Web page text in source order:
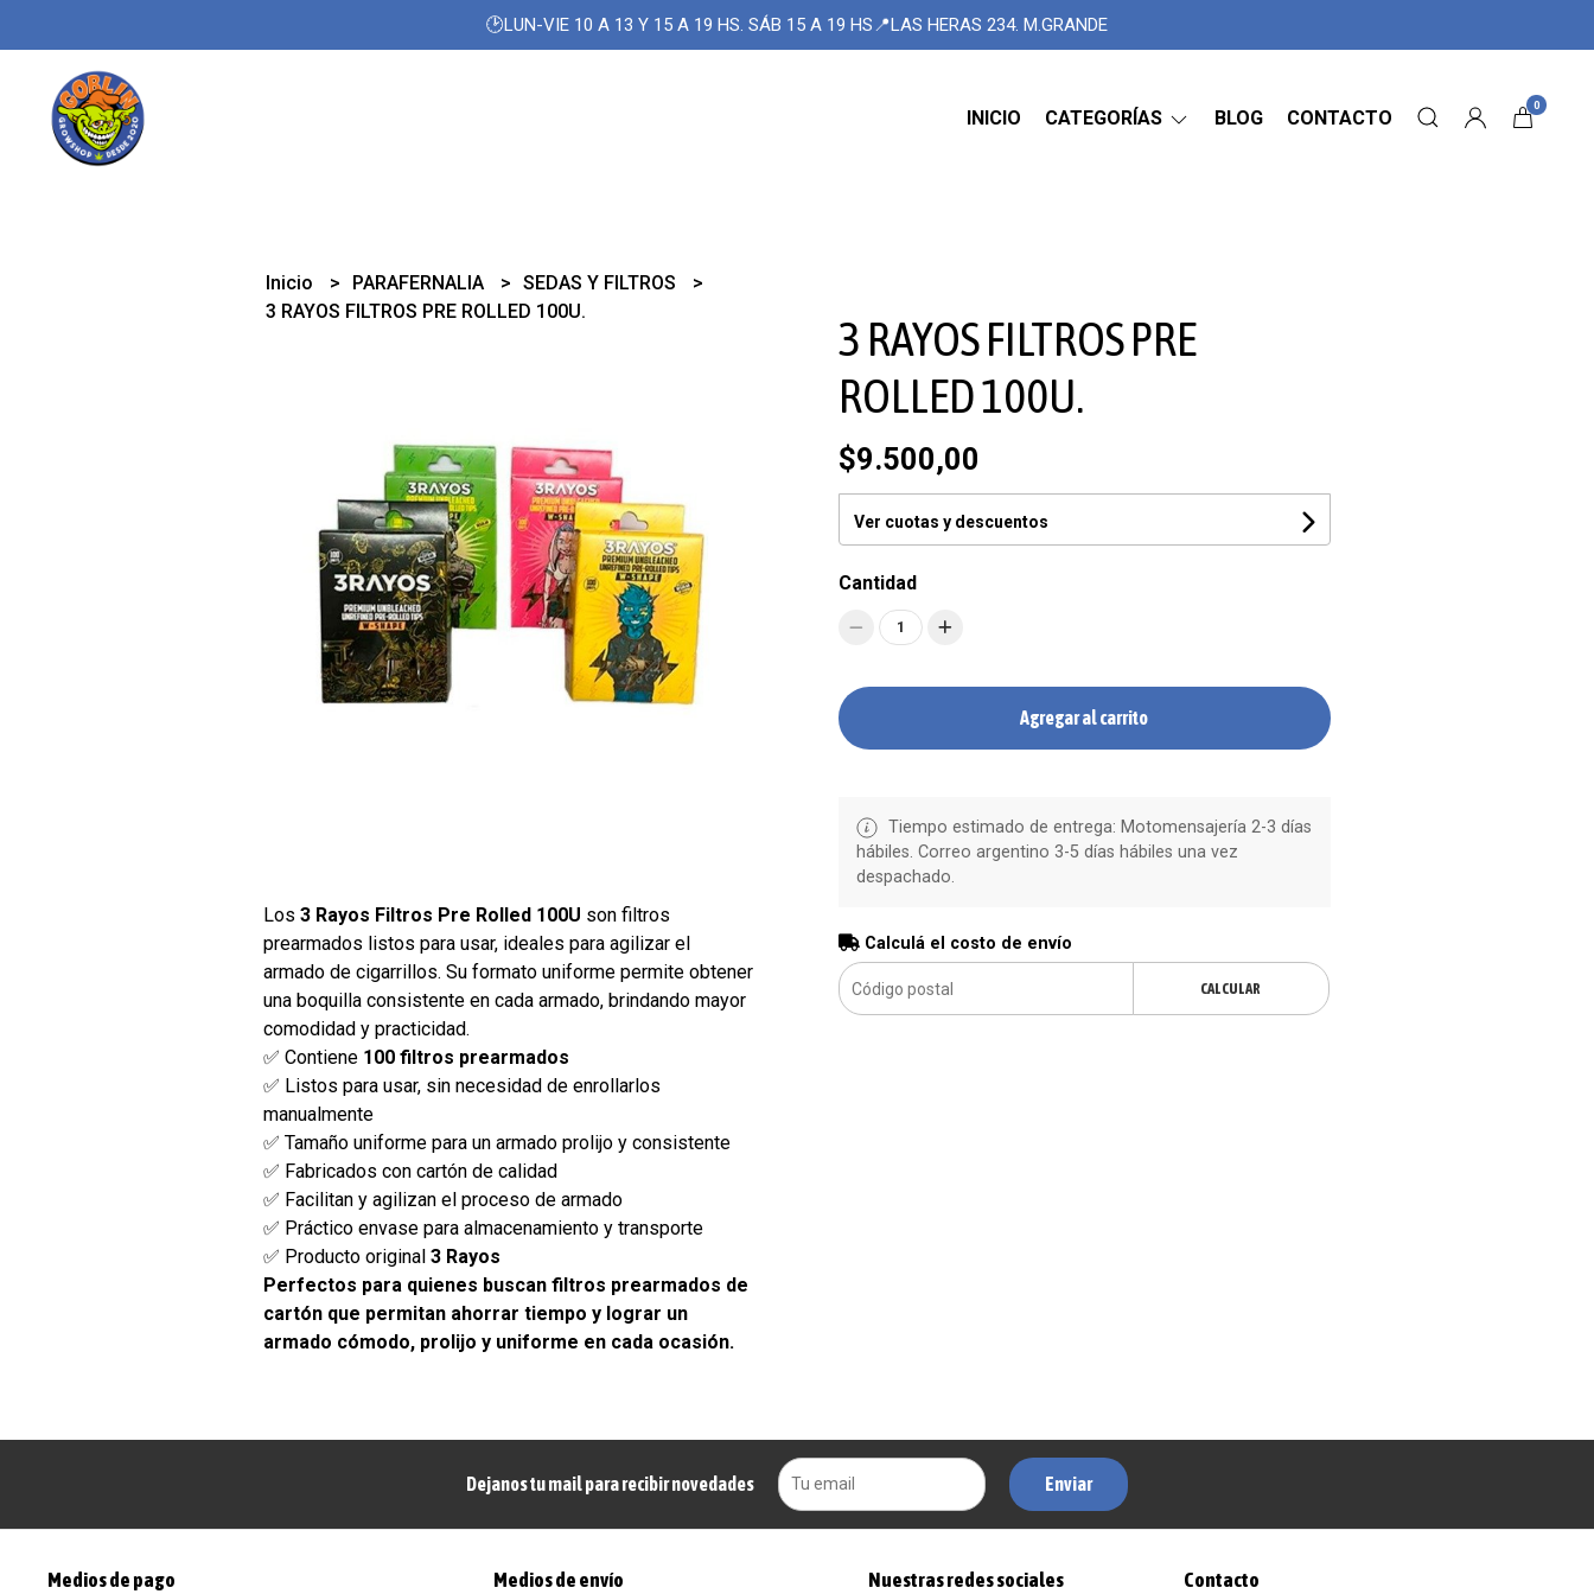
🕑LUN-VIE 10 A 13 Y 15 A 19 HS. SÁB 15 A 19 HS📍LAS HERAS 234. M.GRANDE
INICIO CATEGORÍAS BLOG CONTACTO
0
Inicio PARAFERNALIA
SEDAS Y FILTROS
3 RAYOS FILTROS PRE ROLLED 100U.
Los3 Rayos Filtros Pre Rolled 100U son filtros
prearmados listos para usar, ideales para agilizar el
armado de cigarrillos. Su formato uniforme permite obtener
una boquilla consistente en cada armado, brindando mayor
comodidad y practicidad.
✅ Contiene 100 filtros prearmados
✅ Listos para usar, sin necesidad de enrollarlos
manualmente
✅ Tamaño uniforme para un armado prolijo y consistente
✅ Fabricados con cartón de calidad
✅ Facilitan y agilizan el proceso de armado
✅ Práctico envase para almacenamiento y transporte
✅ Producto original3 Rayos
Perfectos para quienes buscan filtros prearmados de
cartón que permitan ahorrar tiempo y lograr un
armado cómodo, prolijo y uniforme en cada ocasión.
3 RAYOS FILTROS PRE
ROLLED 100U.
$9.500,00
Ver cuotas y descuentos
Cantidad
1
Agregar al carrito
Tiempo estimado de entrega: Motomensajería 2-3 días
hábiles. Correo argentino 3-5 días hábiles una vez
despachado.
Calculá el costo de envío
CALCULAR
Dejanos tu mail para recibir novedades Enviar
Medios de pago Medios de envío Nuestras redes sociales Contacto